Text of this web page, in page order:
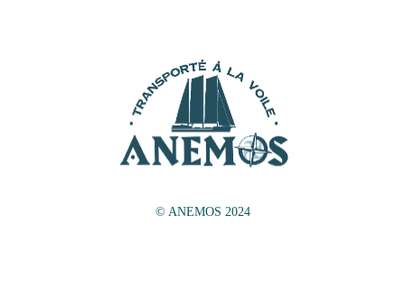
© ANEMOS 2024